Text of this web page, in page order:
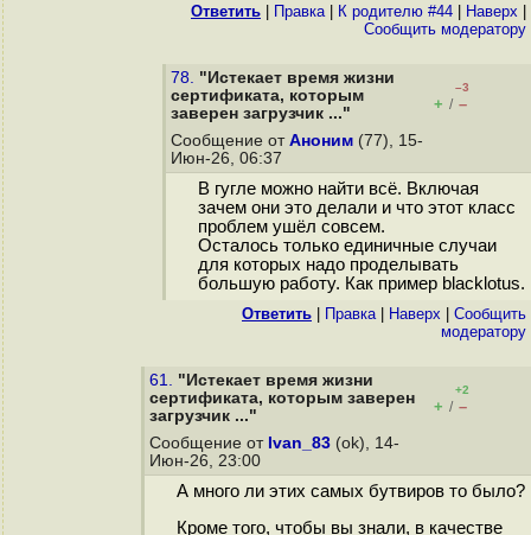
Ответить Правка| К родителю #44 Наверх
Cообщить модератору
78. "Истекает время жизни
сертификата, которым
заверен загрузчик ..."
–3
+ / –
Сообщение от Аноним (77), 15-
Июн-26, 06:37
В гугле можно найти всё. Включая
зачем они это делали и что этот класс
проблем ушёл совсем.
Осталось только единичные случаи
для которых надо проделывать
большую работу. Как пример blacklotus.
Ответить Правка| Наверх
Cообщить
модератору
61. "Истекает время жизни
сертификата, которым заверен
загрузчик ..."
+2
+ / –
Сообщение от Ivan_83 (ok), 14-
Июн-26, 23:00
А много ли этих самых бутвиров то было?
Кроме того, чтобы вы знали, в качестве